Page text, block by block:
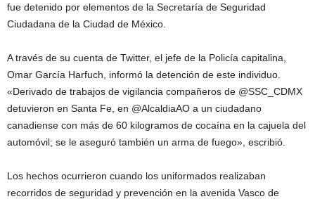
fue detenido por elementos de la Secretaría de Seguridad
Ciudadana de la Ciudad de México.
A través de su cuenta de Twitter, el jefe de la Policía capitalina,
Omar García Harfuch, informó la detención de este individuo.
«Derivado de trabajos de vigilancia compañeros de @SSC_CDMX
detuvieron en Santa Fe, en @AlcaldiaAO a un ciudadano
canadiense con más de 60 kilogramos de cocaína en la cajuela del
automóvil; se le aseguró también un arma de fuego», escribió.
Los hechos ocurrieron cuando los uniformados realizaban
recorridos de seguridad y prevención en la avenida Vasco de